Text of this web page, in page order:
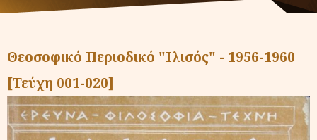
Θεοσοφικό Περιοδικό "Ιλισός" - 1956-1960
[Τεύχη 001-020]